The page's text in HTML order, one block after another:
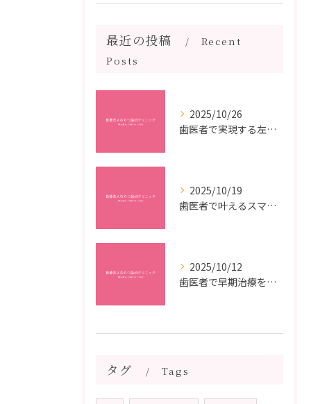
最近の投稿
Recent
Posts
2025/10/26
歯医者で実現する左右対称治療のポイントと矯正治療選びの疑問解決ガイド
2025/10/19
歯医者で叶えるスマイルメイクオーバーなら福岡県福岡市博多区博多駅前の最新矯正治療解説
2025/10/12
歯医者で早期治療を受けるメリットと虫歯悪化を防ぐ最短ステップ
タグ Tags